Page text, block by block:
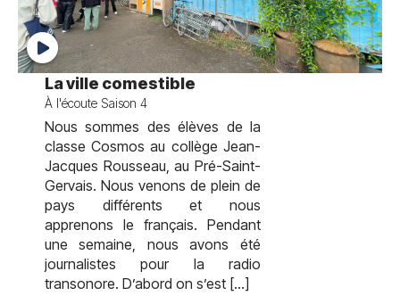
La ville comestible
À l'écoute Saison 4
Nous sommes des élèves de la
classe Cosmos au collège Jean-
Jacques Rousseau, au Pré-Saint-
Gervais. Nous venons de plein de
pays différents et nous
apprenons le français. Pendant
une semaine, nous avons été
journalistes pour la radio
transonore. D’abord on s’est […]